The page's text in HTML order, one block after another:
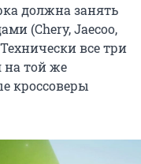
должна занять
(Chery, Jaecoo,
все три
на той же
кроссоверы